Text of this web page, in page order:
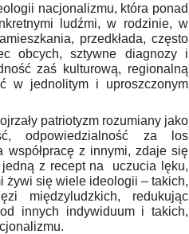
nacjonalizmu, która ponad
ludźmi, w rodzinie, w
przedkłada, często
obcych, sztywne diagnozy i
zaś kulturową, regionalną
w jednolitym i uproszczonym
patriotyzm rozumiany jako
odpowiedzialność za los
współpracę z innymi, zdaje się
jedną z recept na uczucia lęku,
żywi się wiele ideologii – takich,
międzyludzkich, redukując
innych indywiduum i takich,